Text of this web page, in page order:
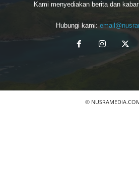
Kami menyediakan berita dan
Hubungi kami:
©